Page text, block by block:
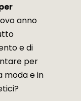
anno
e di
per
moda e in